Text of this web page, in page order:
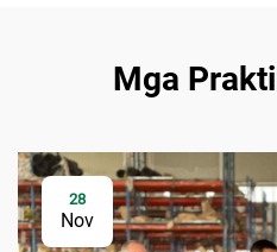
Mga
28
Nov